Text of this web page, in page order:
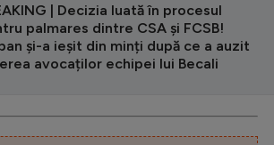
| Decizia luată în procesul
palmares dintre CSA și FCSB!
și-a ieșit din minți după ce a auzit
avocaților echipei lui Becali